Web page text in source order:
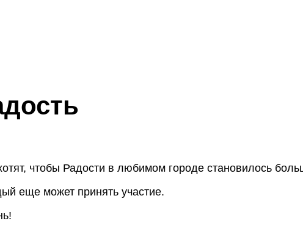
чтобы Радости в любимом городе становилось
еще может принять участие.